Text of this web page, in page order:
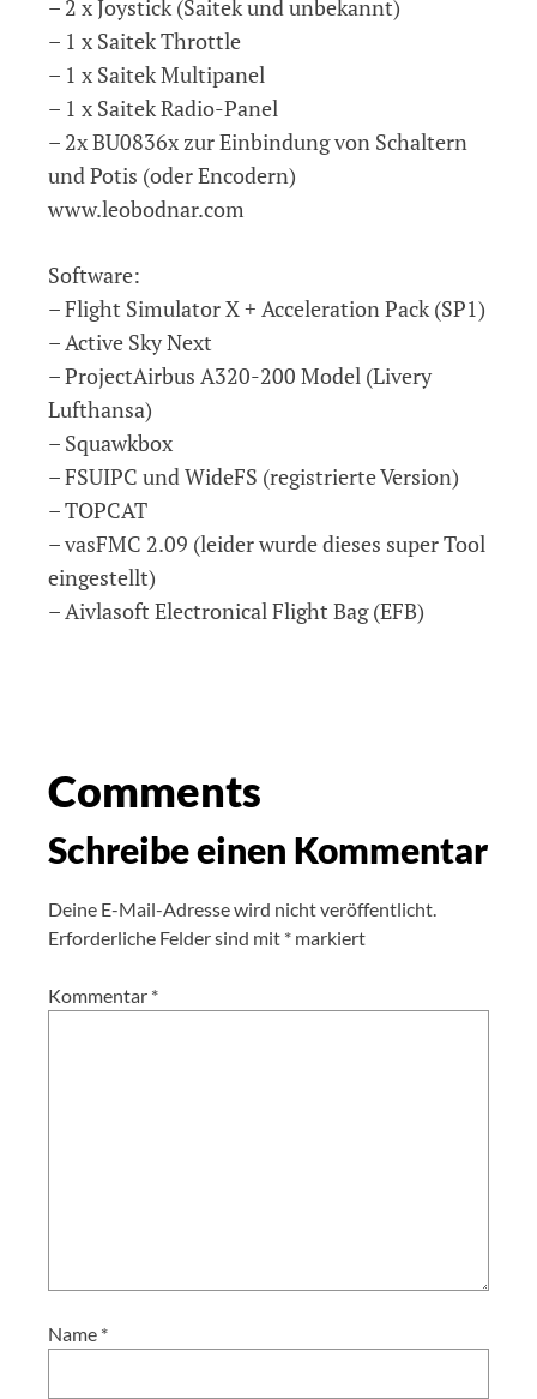
– 2 x Joystick (Saitek und unbekannt)
– 1 x Saitek Throttle
– 1 x Saitek Multipanel
– 1 x Saitek Radio-Panel
– 2x BU0836x zur Einbindung von Schaltern
und Potis (oder Encodern)
www.leobodnar.com
Software:
– Flight Simulator X + Acceleration Pack (SP1)
– Active Sky Next
– ProjectAirbus A320-200 Model (Livery
Lufthansa)
– Squawkbox
– FSUIPC und WideFS (registrierte Version)
– TOPCAT
– vasFMC 2.09 (leider wurde dieses super Tool
eingestellt)
– Aivlasoft Electronical Flight Bag (EFB)
Comments
Schreibe einen Kommentar
Deine E-Mail-Adresse wird nicht veröffentlicht.
Erforderliche Felder sind mit * markiert
Kommentar *
Name *